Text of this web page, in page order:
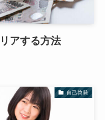
アする方法
自己啓発